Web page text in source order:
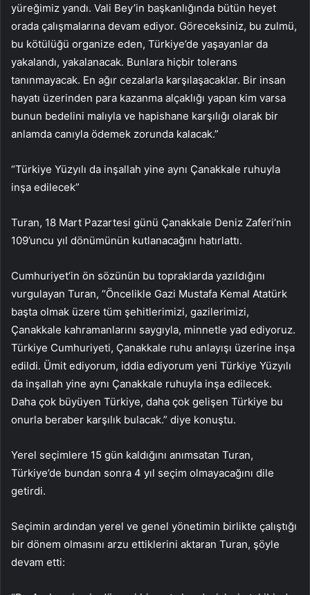
yüreğimiz yandı. Vali Bey’in başkanlığında bütün heyet
orada çalışmalarına devam ediyor. Göreceksiniz, bu zulmü,
bu kötülüğü organize eden, Türkiye’de yaşayanlar da
yakalandı, yakalanacak. Bunlara hiçbir tolerans
tanınmayacak. En ağır cezalarla karşılaşacaklar. Bir insan
hayatı üzerinden para kazanma alçaklığı yapan kim varsa
bunun bedelini malıyla ve hapishane karşılığı olarak bir
anlamda canıyla ödemek zorunda kalacak.”
“Türkiye Yüzyılı da inşallah yine aynı Çanakkale ruhuyla
inşa edilecek”
Turan, 18 Mart Pazartesi günü Çanakkale Deniz Zaferi’nin
109’uncu yıl dönümünün kutlanacağını hatırlattı.
Cumhuriyet’in ön sözünün bu topraklarda yazıldığını
vurgulayan Turan, “Öncelikle Gazi Mustafa Kemal Atatürk
başta olmak üzere tüm şehitlerimizi, gazilerimizi,
Çanakkale kahramanlarını saygıyla, minnetle yad ediyoruz.
Türkiye Cumhuriyeti, Çanakkale ruhu anlayışı üzerine inşa
edildi. Ümit ediyorum, iddia ediyorum yeni Türkiye Yüzyılı
da inşallah yine aynı Çanakkale ruhuyla inşa edilecek.
Daha çok büyüyen Türkiye, daha çok gelişen Türkiye bu
onurla beraber karşılık bulacak.” diye konuştu.
Yerel seçimlere 15 gün kaldığını anımsatan Turan,
Türkiye’de bundan sonra 4 yıl seçim olmayacağını dile
getirdi.
Seçimin ardından yerel ve genel yönetimin birlikte çalıştığı
bir dönem olmasını arzu ettiklerini aktaran Turan, şöyle
devam etti: